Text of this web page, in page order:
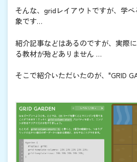
そんな、gridレイアウトですが、学
象です…
紹介記事などはあるのですが、実際
る教材が殆どありません …
そこで紹介いただいたのが、"GRID